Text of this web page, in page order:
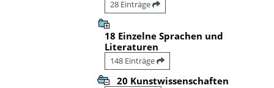
28 Einträge
18 Einzelne Sprachen und
Literaturen
148 Einträge
20 Kunstwissenschaften